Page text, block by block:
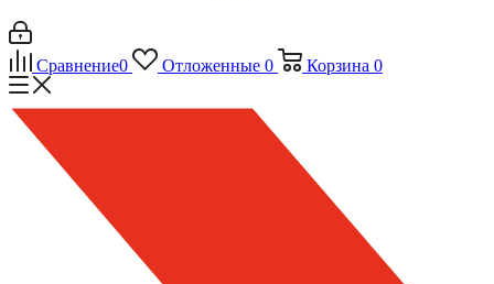
Сравнение0 Отложенные 0 Корзина 0